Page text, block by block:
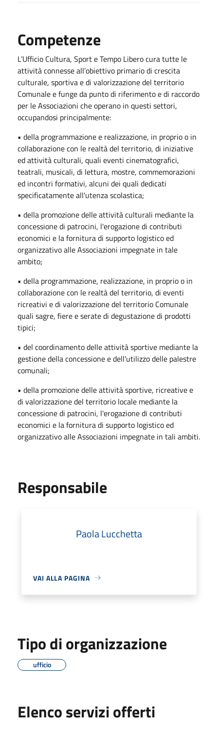
Competenze
L’Ufficio Cultura, Sport e Tempo Libero cura tutte le
attività connesse all’obiettivo primario di crescita
culturale, sportiva e di valorizzazione del territorio
Comunale e funge da punto di riferimento e di raccordo
per le Associazioni che operano in questi settori,
occupandosi principalmente:
• della programmazione e realizzazione, in proprio o in
collaborazione con le realtà del territorio, di iniziative
ed attività culturali, quali eventi cinematografici,
teatrali, musicali, di lettura, mostre, commemorazioni
ed incontri formativi, alcuni dei quali dedicati
specificatamente all'utenza scolastica;
• della promozione delle attività culturali mediante la
concessione di patrocini, l'erogazione di contributi
economici e la fornitura di supporto logistico ed
organizzativo alle Associazioni impegnate in tale
ambito;
• della programmazione, realizzazione, in proprio o in
collaborazione con le realtà del territorio, di eventi
ricreativi e di valorizzazione del territorio Comunale
quali sagre, fiere e serate di degustazione di prodotti
tipici;
• del coordinamento delle attività sportive mediante la
gestione della concessione e dell'utilizzo delle palestre
comunali;
• della promozione delle attività sportive, ricreative e
di valorizzazione del territorio locale mediante la
concessione di patrocini, l'erogazione di contributi
economici e la fornitura di supporto logistico ed
organizzativo alle Associazioni impegnate in tali ambiti.
Responsabile
Paola Lucchetta
VAI ALLA PAGINA
Tipo di organizzazione
ufficio
Elenco servizi offerti